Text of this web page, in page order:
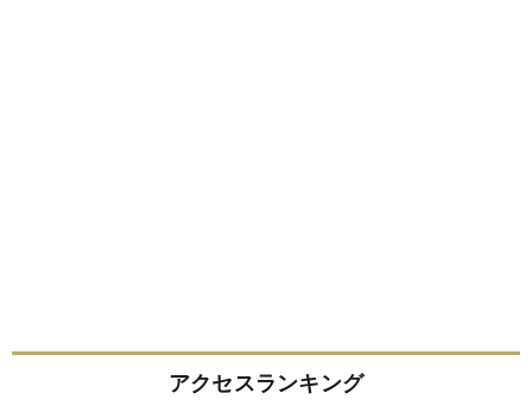
アクセスランキング